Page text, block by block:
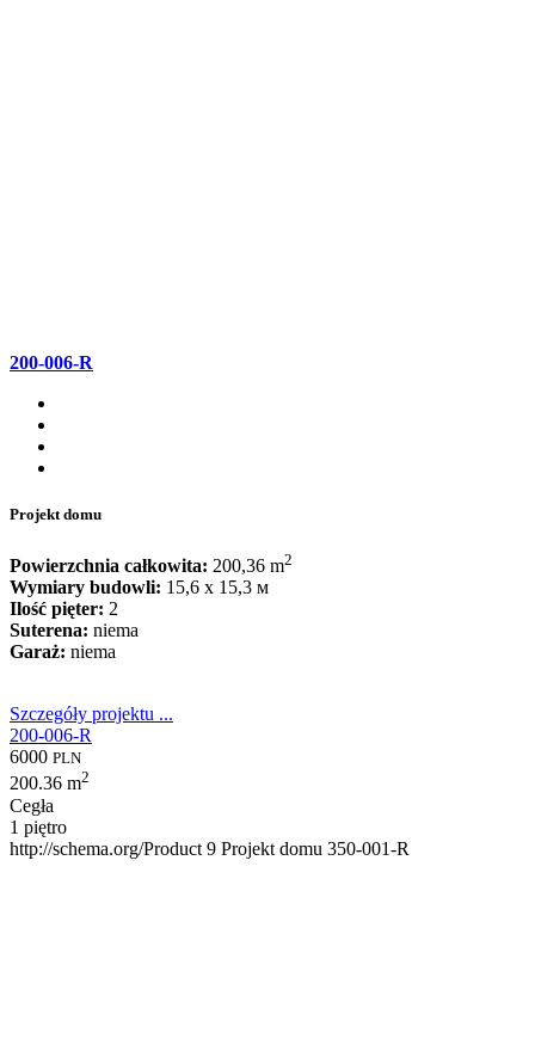
200-006-R
Projekt domu
Powierzchnia całkowita: 200,36 m2
Wymiary budowli: 15,6 x 15,3 м
Ilość pięter: 2
Suterena: niema
Garaż: niema
Szczegóły projektu ...
200-006-R
6000 PLN
200.36 m2
Cegła
1 piętro
http://schema.org/Product 9 Projekt domu 350-001-R